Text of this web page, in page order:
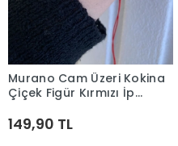
Sepete Ekle
Murano Cam Üzeri Kokina
Çiçek Figür Kırmızı İp
149,90 TL